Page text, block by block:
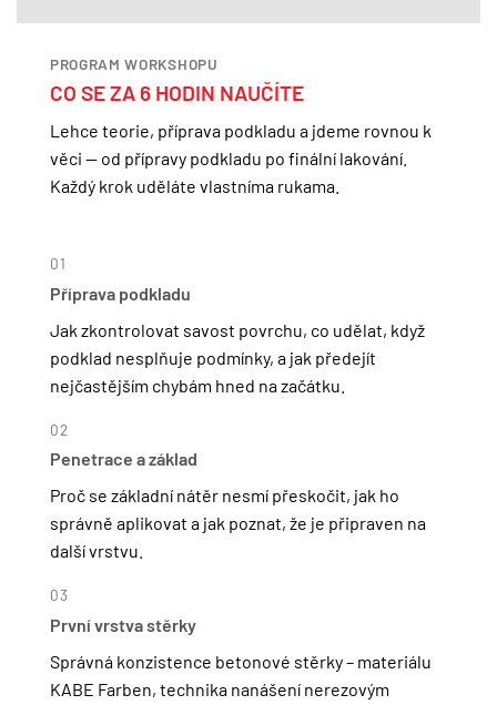
PROGRAM WORKSHOPU
CO SE ZA 6 HODIN NAUČÍTE
Lehce teorie, příprava podkladu a jdeme rovnou k
věci — od přípravy podkladu po finální lakování.
Každý krok uděláte vlastníma rukama.
01
Příprava podkladu
Jak zkontrolovat savost povrchu, co udělat, když
podklad nesplňuje podmínky, a jak předejít
nejčastějším chybám hned na začátku.
02
Penetrace a základ
Proč se základní nátěr nesmí přeskočit, jak ho
správně aplikovat a jak poznat, že je připraven na
další vrstvu.
03
První vrstva stěrky
Správná konzistence betonové stěrky – materiálu
KABE Farben, technika nanášení nerezovým